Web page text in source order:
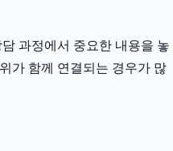
과정에서 중요한 내용을 놓
가 함께 연결되는 경우가 많